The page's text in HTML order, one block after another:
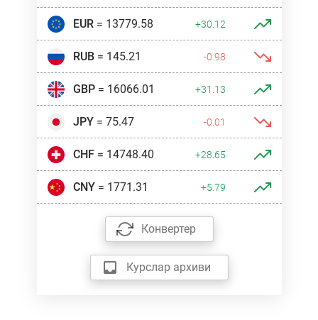
EUR= 13779.58 +30.12
RUB= 145.21 -0.98
GBP= 16066.01 +31.13
JPY= 75.47 -0.01
CHF= 14748.40 +28.65
CNY= 1771.31 +5.79
Конвертер
Курслар архиви